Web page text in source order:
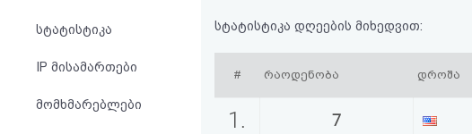
კითხვა-
პასუხი
ავტორიზაცია
სტატისტიკა
IP მისამართები
მომხმარებლები
სტატისტიკა დღეების მიხედვით:
# რაოდენობა დროშა
1. 7